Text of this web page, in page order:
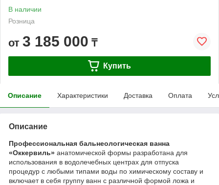
В наличии
Розница
от 3 185 000 ₸
Купить
Описание Характеристики Доставка Оплата
Описание
Профессиональная бальнеологическая ванна
«Оккервиль» анатомической формы разработана для
использования в водолечебных центрах для отпуска
процедур с любыми типами воды по химическому составу и
включает в себя группу ванн с различной формой ложа и